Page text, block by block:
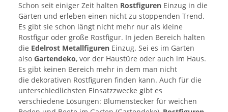
Schon seit einiger Zeit halten Rostfiguren Einzug in die
Gärten und erleben einen nicht zu stoppenden Trend.
Es gibt sie schon längt nicht mehr nur als kleine
Rostfigur oder große Rostfigur. In jeden Bereich halten
die Edelrost Metallfiguren Einzug. Sei es im Garten
also Gartendeko, vor der Haustüre oder auch im Haus.
Es gibt keinen Bereich mehr in dem man nicht
die dekorativen Rostfiguren finden kann. Auch für die
unterschiedlichsten Einsatzzwecke gibt es
verschiedene Lösungen: Blumenstecker für weichen